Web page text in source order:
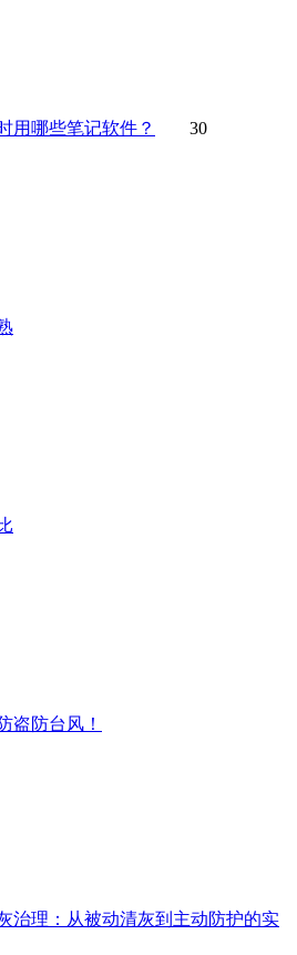
用哪些笔记软件？
30
盗防台风！
治理：从被动清灰到主动防护的实